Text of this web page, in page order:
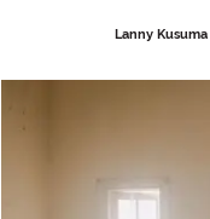
Lanny Kusuma